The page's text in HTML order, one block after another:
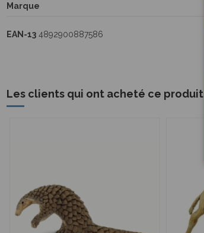
Marque
EAN-13 4892900887586
Les clients qui ont acheté ce